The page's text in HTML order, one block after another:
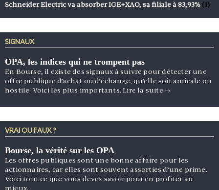
Schneider Electric va absorber IGE+XAO, sa filiale à 83,93% (1)
SIGNAUX
OPA, les indices qui ne trompent pas
En Bourse, il existe des signaux à suivre pour détecter une
offre publique d’achat ou d’échange, qu’elle soit amicale ou
hostile. Voici les plus importants.Lire la suite →
VRAI OU FAUX ?
Bourse, la vérité sur les OPA
Les offres publiques sont une bonne affaire pour les
actionnaires, car elles sont souvent assorties d’une prime.
Voici tout ce que vous devez savoir pour en profiter au
mieux.